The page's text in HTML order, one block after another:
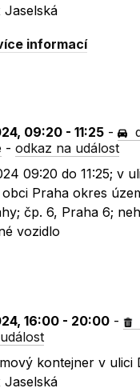
Jaselská
informací
09:20 - 11:25 -
-odkaz na událost
09:20 do 11:25; v
Praha okres
čp. 6, Praha 6;
vozidlo
16:00 - 20:00 -
kontejner v ulici
Jaselská